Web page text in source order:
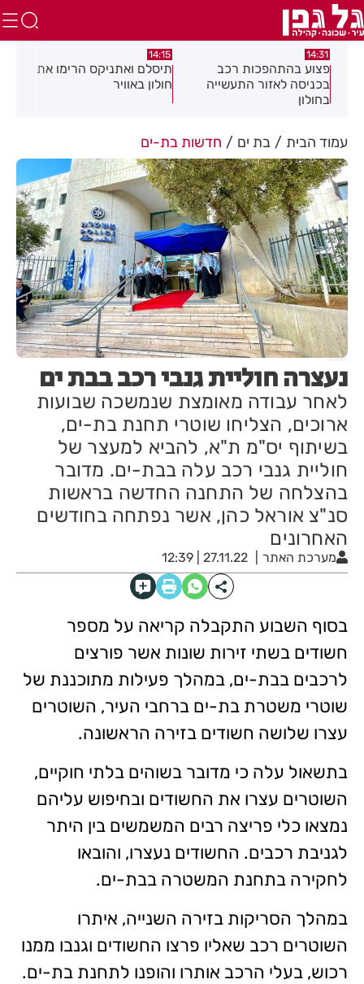
14:31
פצוע בהתהפכות רכב
בכניסה לאזור התעשייה
בחולון
14:15
תיסלם ואתניקס הרימו את
חולון באוויר
עמוד הבית בת ים חדשות בת-ים
נעצרה חוליית גנבי רכב בבת ים
לאחר עבודה מאומצת שנמשכה שבועות
ארוכים, הצליחו שוטרי תחנת בת-ים,
בשיתוף יס"מ ת"א, להביא למעצר של
חוליית גנבי רכב עלה בבת-ים. מדובר
בהצלחה של התחנה החדשה בראשות
סנ"צ אוראל כהן, אשר נפתחה בחודשים
האחרונים
מערכת האתר 27.11.22 | 12:39
בסוף השבוע התקבלה קריאה על מספר
חשודים בשתי זירות שונות אשר פורצים
לרכבים בבת-ים, במהלך פעילות מתוכננת של
שוטרי משטרת בת-ים ברחבי העיר, השוטרים
עצרו שלושה חשודים בזירה הראשונה.
בתשאול עלה כי מדובר בשוהים בלתי חוקיים,
השוטרים עצרו את החשודים ובחיפוש עליהם
נמצאו כלי פריצה רבים המשמשים בין היתר
לגניבת רכבים. החשודים נעצרו, והובאו
לחקירה בתחנת המשטרה בבת-ים.
במהלך הסריקות בזירה השנייה, איתרו
השוטרים רכב שאליו פרצו החשודים וגנבו ממנו
רכוש, בעלי הרכב אותרו והופנו לתחנת בת-ים.